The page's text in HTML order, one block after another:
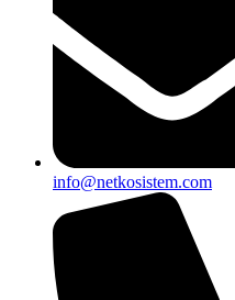
info@netkosistem.com